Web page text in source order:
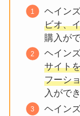
ヘイン
ビオ、
購入が
ヘイン
サイト
フーシ
入がで
ヘイン